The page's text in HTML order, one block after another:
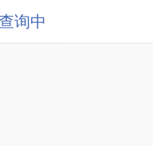
询中